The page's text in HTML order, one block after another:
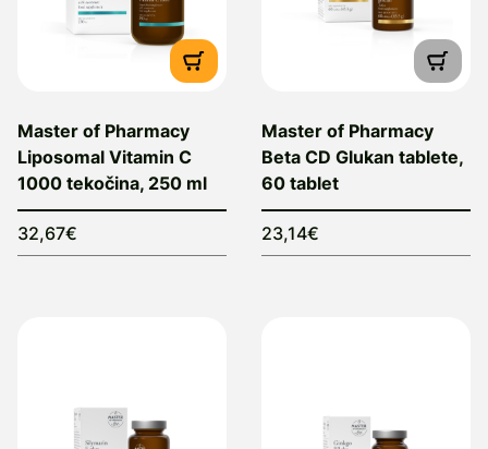
Master of Pharmacy
Liposomal Vitamin C
1000 tekočina, 250 ml
32,67€
Master of Pharmacy
Beta CD Glukan tablete,
60 tablet
23,14€